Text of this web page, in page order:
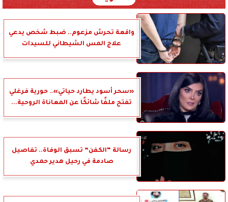
واقعة تحرش مزعوم.. ضبط شخص يدعي
علاج المس الشيطاني للسيدات
«سحر أسود يطارد حياتي»… حورية فرغلي
تفتح ملفًا شائكًا عن المعاناة الروحية...
رسالة “الكفن” تسبق الوفاة.. تفاصيل
صادمة في رحيل هدير حمدي